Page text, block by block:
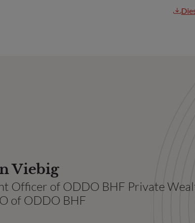
Viebig
Officer of ODDO BHF Private
of ODDO BHF